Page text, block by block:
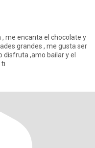
me encanta el chocolate y
grandes , me gusta ser
disfruta ,amo bailar y el
ti